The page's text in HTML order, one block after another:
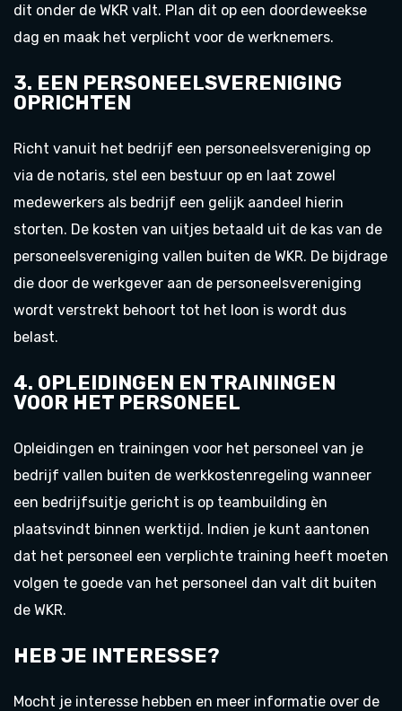
dit onder de WKR valt. Plan dit op een doordeweekse
dag en maak het verplicht voor de werknemers.
3. EEN PERSONEELSVERENIGING
OPRICHTEN
Richt vanuit het bedrijf een personeelsvereniging op
via de notaris, stel een bestuur op en laat zowel
medewerkers als bedrijf een gelijk aandeel hierin
storten. De kosten van uitjes betaald uit de kas van de
personeelsvereniging vallen buiten de WKR. De bijdrage
die door de werkgever aan de personeelsvereniging
wordt verstrekt behoort tot het loon is wordt dus
belast.
4. OPLEIDINGEN EN TRAININGEN
VOOR HET PERSONEEL
Opleidingen en trainingen voor het personeel van je
bedrijf vallen buiten de werkkostenregeling wanneer
een bedrijfsuitje gericht is op teambuilding èn
plaatsvindt binnen werktijd. Indien je kunt aantonen
dat het personeel een verplichte training heeft moeten
volgen te goede van het personeel dan valt dit buiten
de WKR.
HEB JE INTERESSE?
Mocht je interesse hebben en meer informatie over de